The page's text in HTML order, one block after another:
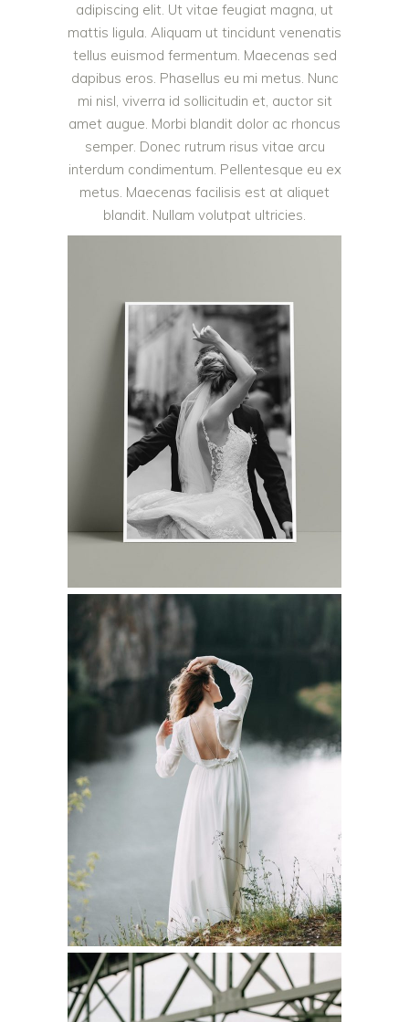
adipiscing elit. Ut vitae feugiat magna, ut
mattis ligula. Aliquam ut tincidunt venenatis
tellus euismod fermentum. Maecenas sed
dapibus eros. Phasellus eu mi metus. Nunc
mi nisl, viverra id sollicitudin et, auctor sit
amet augue. Morbi blandit dolor ac rhoncus
semper. Donec rutrum risus vitae arcu
interdum condimentum. Pellentesque eu ex
metus. Maecenas facilisis est at aliquet
blandit. Nullam volutpat ultricies.